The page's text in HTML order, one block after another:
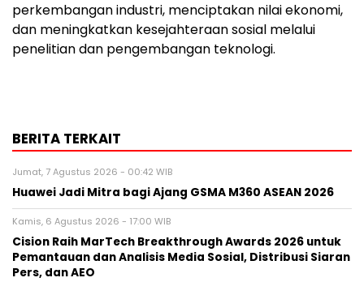
perkembangan industri, menciptakan nilai ekonomi,
dan meningkatkan kesejahteraan sosial melalui
penelitian dan pengembangan teknologi.
BERITA TERKAIT
Jumat, 7 Agustus 2026 - 00:42 WIB
Huawei Jadi Mitra bagi Ajang GSMA M360 ASEAN 2026
Kamis, 6 Agustus 2026 - 17:00 WIB
Cision Raih MarTech Breakthrough Awards 2026 untuk
Pemantauan dan Analisis Media Sosial, Distribusi Siaran
Pers, dan AEO